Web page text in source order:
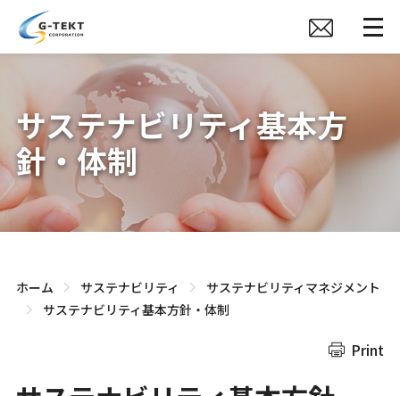
サステナビリティ基本方
針・体制
ホーム サステナビリティ
サステナビリティマネジメント
サステナビリティ基本方針・体制
Print